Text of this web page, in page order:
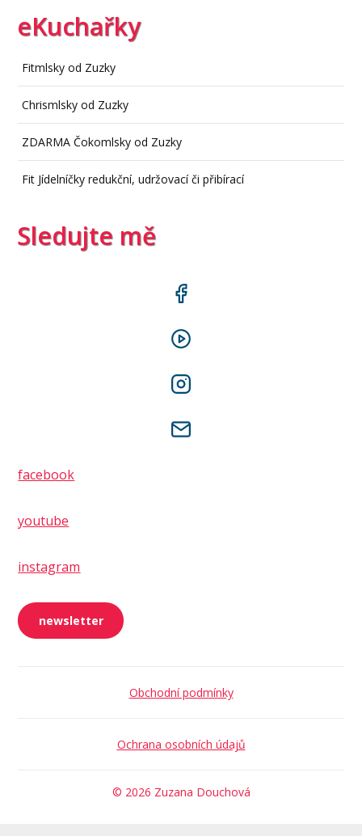
eKuchařky
Fitmlsky od Zuzky
Chrismlsky od Zuzky
ZDARMA Čokomlsky od Zuzky
Fit Jídelníčky redukční, udržovací či přibírací
Sledujte mě
facebook
youtube
instagram
newsletter
Obchodní podmínky
Ochrana osobních údajů
© 2026 Zuzana Douchová